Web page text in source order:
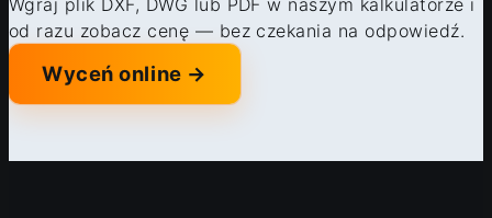
Wgraj plik DXF, DWG lub PDF w naszym kalkulatorze i
od razu zobacz cenę — bez czekania na odpowiedź.
Wyceń online →